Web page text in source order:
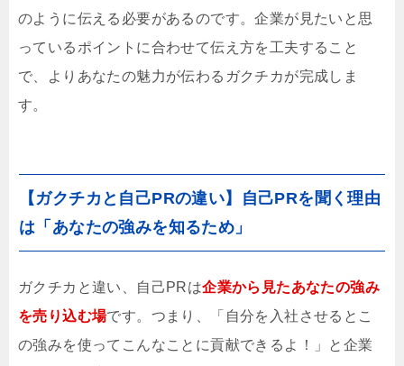
のように伝える必要があるのです。企業が見たいと思
っているポイントに合わせて伝え方を工夫すること
で、よりあなたの魅力が伝わるガクチカが完成しま
す。
【ガクチカと自己PRの違い】自己PRを聞く理由
は「あなたの強みを知るため」
ガクチカと違い、自己PRは企業から見たあなたの強み
を売り込む場です。つまり、「自分を入社させるとこ
の強みを使ってこんなことに貢献できるよ！」と企業